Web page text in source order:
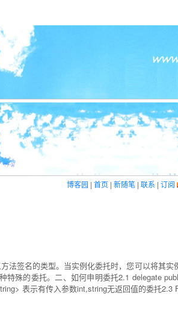
博客园 | 首页 | 新随笔 | 联系 | 订阅
法签名的类型。当实例化委托时，您可以将其
特殊的委托。二、如何申明委托2.1 delegate
表示有传入参数int,string无返回值的委托2.3